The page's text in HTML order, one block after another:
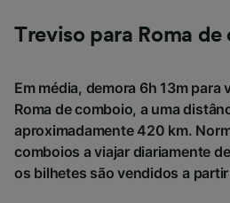
Treviso para Roma
Em média, demora 6h 13m para
Roma de comboio, a uma
aproximadamente 420 km.
comboios a viajar diariamente
os bilhetes são vendidos a
de público e